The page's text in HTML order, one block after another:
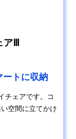
アⅢ
ートに収納
チェアです。コ
空間に立てかけ